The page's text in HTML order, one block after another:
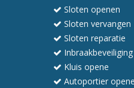
Sloten openen
Sloten vervangen
Sloten reparatie
Inbraakbeveiliging
Kluis opene
Autoportier